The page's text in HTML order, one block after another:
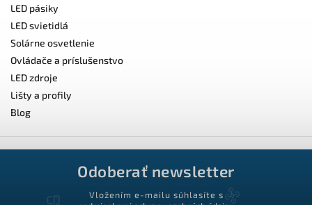
LED pásiky
LED svietidlá
Solárne osvetlenie
Ovládače a príslušenstvo
LED zdroje
Lišty a profily
Blog
Odoberať newsletter
Vložením e-mailu súhlasíte s